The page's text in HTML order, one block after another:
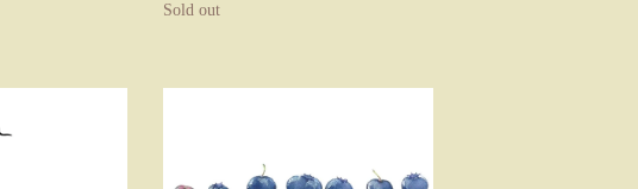
Sold out